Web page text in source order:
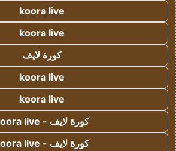
koora live
koora live
كورة لايف
koora live
koora live
كورة لايف - koora live
كورة لايف - koora live